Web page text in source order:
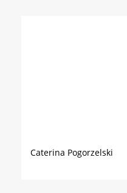
Caterina Pogorzelski